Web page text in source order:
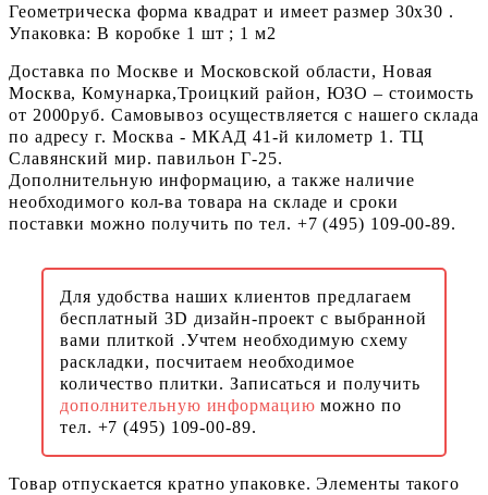
Геометрическа форма квадрат и имеет размер 30x30 .
Упаковка: В коробке 1 шт ; 1 м2
Доставка по Москве и Московской области, Новая
Москва, Комунарка,Троицкий район, ЮЗО – стоимость
от 2000руб. Самовывоз осуществляется с нашего склада
по адресу г. Москва - МКАД 41-й километр 1. ТЦ
Славянский мир. павильон Г-25.
Дополнительную информацию, а также наличие
необходимого кол-ва товара на складе и сроки
поставки можно получить по тел. +7 (495) 109-00-89.
Для удобства наших клиентов предлагаем
бесплатный 3D дизайн-проект с выбранной
вами плиткой .Учтем необходимую схему
раскладки, посчитаем необходимое
количество плитки. Записаться и получить
дополнительную информациюможно по
тел. +7 (495) 109-00-89.
Товар отпускается кратно упаковке. Элементы такого